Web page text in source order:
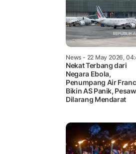
News - 22 May 2026,
Nekat Terbang dari
Negara Ebola,
Penumpang Air
Bikin AS Panik,
Dilarang Mendarat